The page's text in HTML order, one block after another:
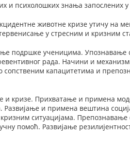
и психолошких знања запослених
животне кризе утичу на
у стресним и кризним
подршке ученицима. Упознавање
рада. Начини и
сопственим капацитетима и
и кризе. Прихватање и примена
и примена вештина
ситуацијама. Препознавање
помоћ. Развијање